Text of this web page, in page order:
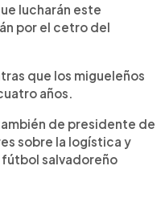
lucharán este
por el cetro del
que los migueleños
años.
de presidente de
sobre la logística y
salvadoreño